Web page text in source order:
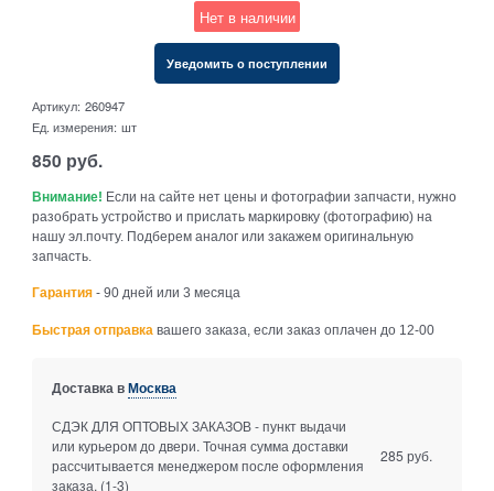
Нет в наличии
Уведомить о поступлении
Артикул: 260947
Ед. измерения: шт
850 руб.
Внимание! Если на сайте нет цены и фотографии запчасти, нужно
разобрать устройство и прислать маркировку (фотографию) на
нашу эл.почту. Подберем аналог или закажем оригинальную
запчасть.
Гарантия - 90 дней или 3 месяца
Быстрая отправка вашего заказа, если заказ оплачен до 12-00
Доставка вМосква
СДЭК ДЛЯ ОПТОВЫХ ЗАКАЗОВ - пункт выдачи
или курьером до двери. Точная сумма доставки
рассчитывается менеджером после оформления
заказа. (1-3)
285 руб.